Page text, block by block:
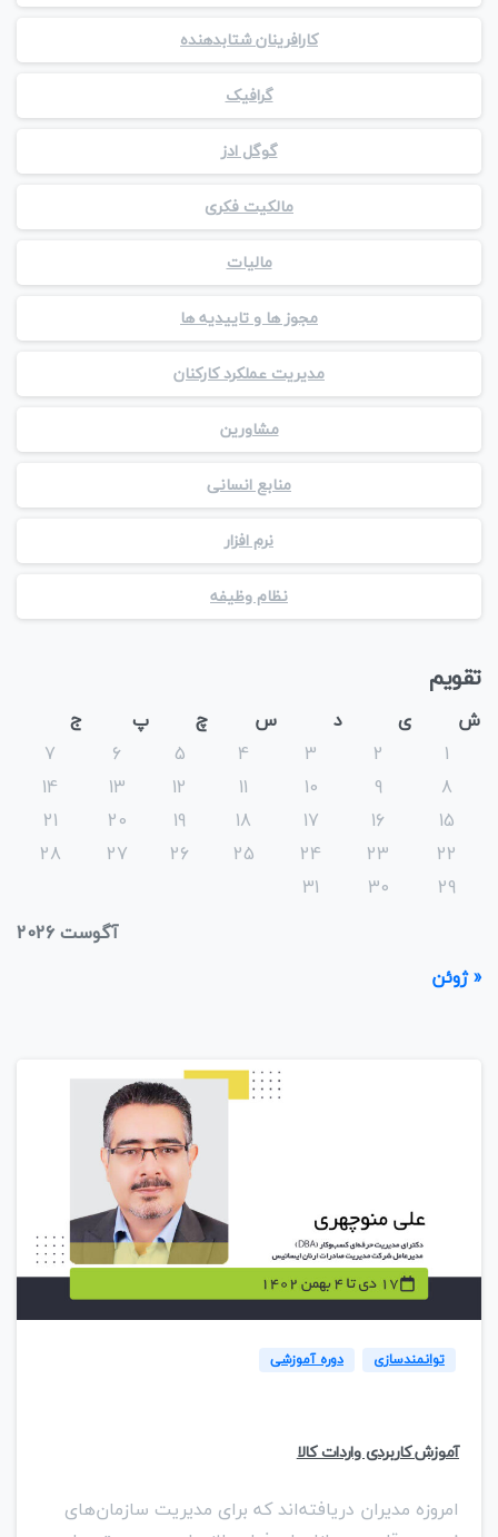
کارافرینان شتابدهنده
گرافیک
گوگل ادز
مالکیت فکری
مالیات
مجوز ها و تاییدیه ها
مدیریت عملکرد کارکنان
مشاورین
منابع انسانی
نرم افزار
نظام وظیفه
تقویم
آگوست 2026
ش ی د س چ پ
ج
1
2
3
4
5
6
7
8
9
10
11
12
13
14
15
16
17
18
19
20
21
22
23
24
25
26
27
28
29
30
31
« ژوئن
18
توانمندسازی دوره آموزشی
آموزش کاربردی واردات کالا
امروزه مدیران دریافته‌اند که برای مدیریت سازمان‌های